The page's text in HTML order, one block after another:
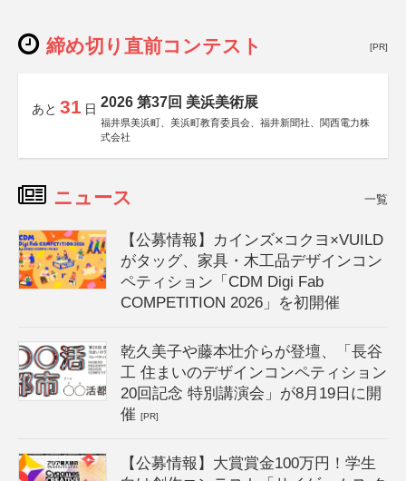
締め切り直前コンテスト [PR]
あと 31 日 2026 第37回 美浜美術展
福井県美浜町、美浜町教育委員会、福井新聞社、関西電力株
式会社
ニュース 一覧
【公募情報】カインズ×コクヨ×VUILD
がタッグ、家具・木工品デザインコン
ペティション「CDM Digi Fab
COMPETITION 2026」を初開催
乾久美子や藤本壮介らが登壇、「長谷
工 住まいのデザインコンペティション
20回記念 特別講演会」が8月19日に開
催[PR]
【公募情報】大賞賞金100万円！学生